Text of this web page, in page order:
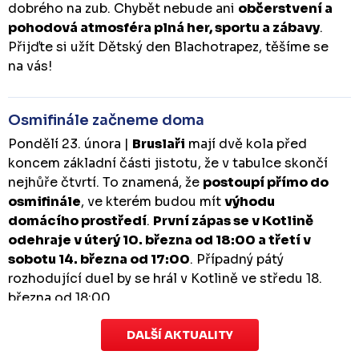
dobrého na zub. Chybět nebude ani občerstvení a
pohodová atmosféra plná her, sportu a zábavy.
Přijďte si užít Dětský den Blachotrapez, těšíme se
na vás!
Osmifinále začneme doma
Pondělí 23. února | Bruslaři mají dvě kola před
koncem základní části jistotu, že v tabulce skončí
nejhůře čtvrtí. To znamená, že postoupí přímo do
osmifinále, ve kterém budou mítvýhodu
domácího prostředí. První zápas se v Kotlině
odehraje v úterý 10. března od 18:00 a třetí v
sobotu 14. března od 17:00. Případný pátý
rozhodující duel by se hrál v Kotlině ve středu 18.
března od 18:00.
Zápas dorostu je odložen
DALŠÍ AKTUALITY